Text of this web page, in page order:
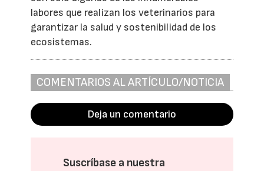
labores que realizan los veterinarios para
garantizar la salud y sostenibilidad de los
ecosistemas.
COMENTARIOS AL ARTÍCULO/NOTICIA
Deja un comentario
Suscríbase a nuestra